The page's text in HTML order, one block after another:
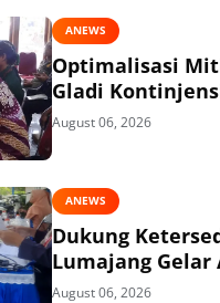
ANEWS
Optimalisasi
Gladi
August 06, 2026
ANEWS
Dukung
Lumajang Gelar
August 06, 2026